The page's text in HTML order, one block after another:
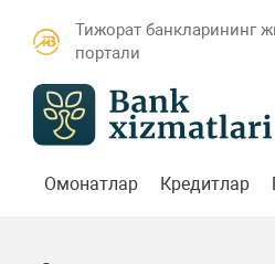
Тижорат банкларининг
портали
Омонатлар Кредитлар